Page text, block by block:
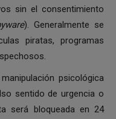
sin el consentimiento
). Generalmente se
piratas, programas
psicológica
sentido de urgencia o
será bloqueada en 24